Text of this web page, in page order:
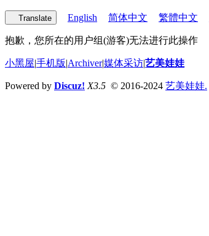
Translate English 简体中文 繁體中文
抱歉，您所在的用户组(游客)无法进行此操作
小黑屋|手机版|Archiver|媒体采访|艺美娃娃
Powered by Discuz! X3.5 © 2016-2024 艺美娃娃.